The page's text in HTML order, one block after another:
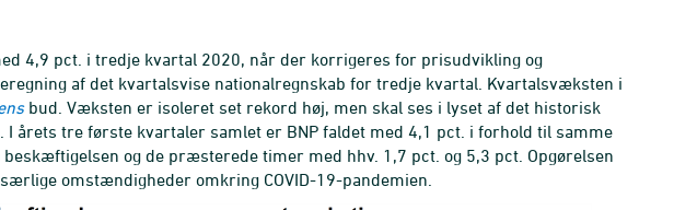
4,9 pct. i tredje kvartal 2020, når der korrigeres for prisudvikling og
af det kvartalsvise nationalregnskab for tredje kvartal. Kvartalsvæksten i
bud. Væksten er isoleret set rekord høj, men skal ses i lyset af det historisk
I årets tre første kvartaler samlet er BNP faldet med 4,1 pct. i forhold til samme
og de præsterede timer med hhv. 1,7 pct. og 5,3 pct. Opgørelsen
omstændigheder omkring COVID-19-pandemien.